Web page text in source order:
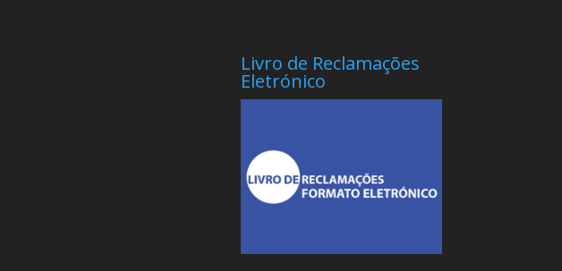
Livro de Reclamações
Eletrónico